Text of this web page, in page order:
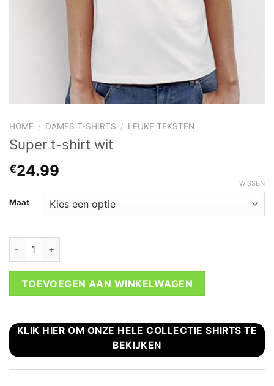
HOME / DAMES T-SHIRTS / LEUKE TEKSTEN
Super t-shirt wit
€24.99
Maat
WISSEN
Super t-shirt wit aantal
TOEVOEGEN AAN WINKELWAGEN
KLIK HIER OM ONZE HELE COLLECTIE SHIRTS TE
BEKIJKEN